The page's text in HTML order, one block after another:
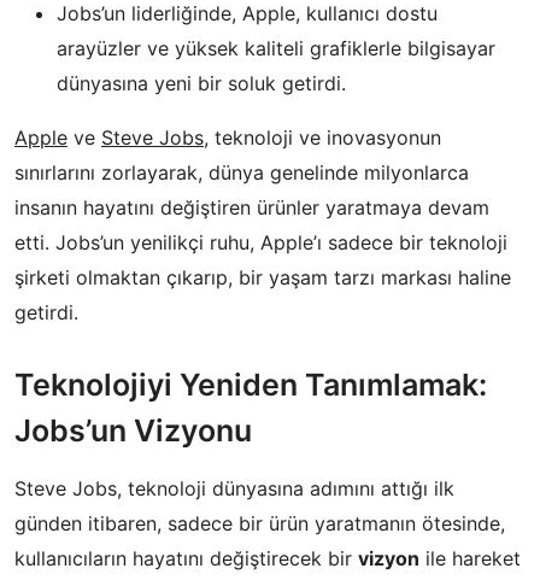
Jobs’un liderliğinde, Apple, kullanıcı dostu
arayüzler ve yüksek kaliteli grafiklerle bilgisayar
dünyasına yeni bir soluk getirdi.
Apple ve Steve Jobs, teknoloji ve inovasyonun
sınırlarını zorlayarak, dünya genelinde milyonlarca
insanın hayatını değiştiren ürünler yaratmaya devam
etti. Jobs’un yenilikçi ruhu, Apple’ı sadece bir teknoloji
şirketi olmaktan çıkarıp, bir yaşam tarzı markası haline
getirdi.
Teknolojiyi Yeniden Tanımlamak:
Jobs’un Vizyonu
Steve Jobs, teknoloji dünyasına adımını attığı ilk
günden itibaren, sadece bir ürün yaratmanın ötesinde,
kullanıcıların hayatını değiştirecek bir vizyon ile hareket